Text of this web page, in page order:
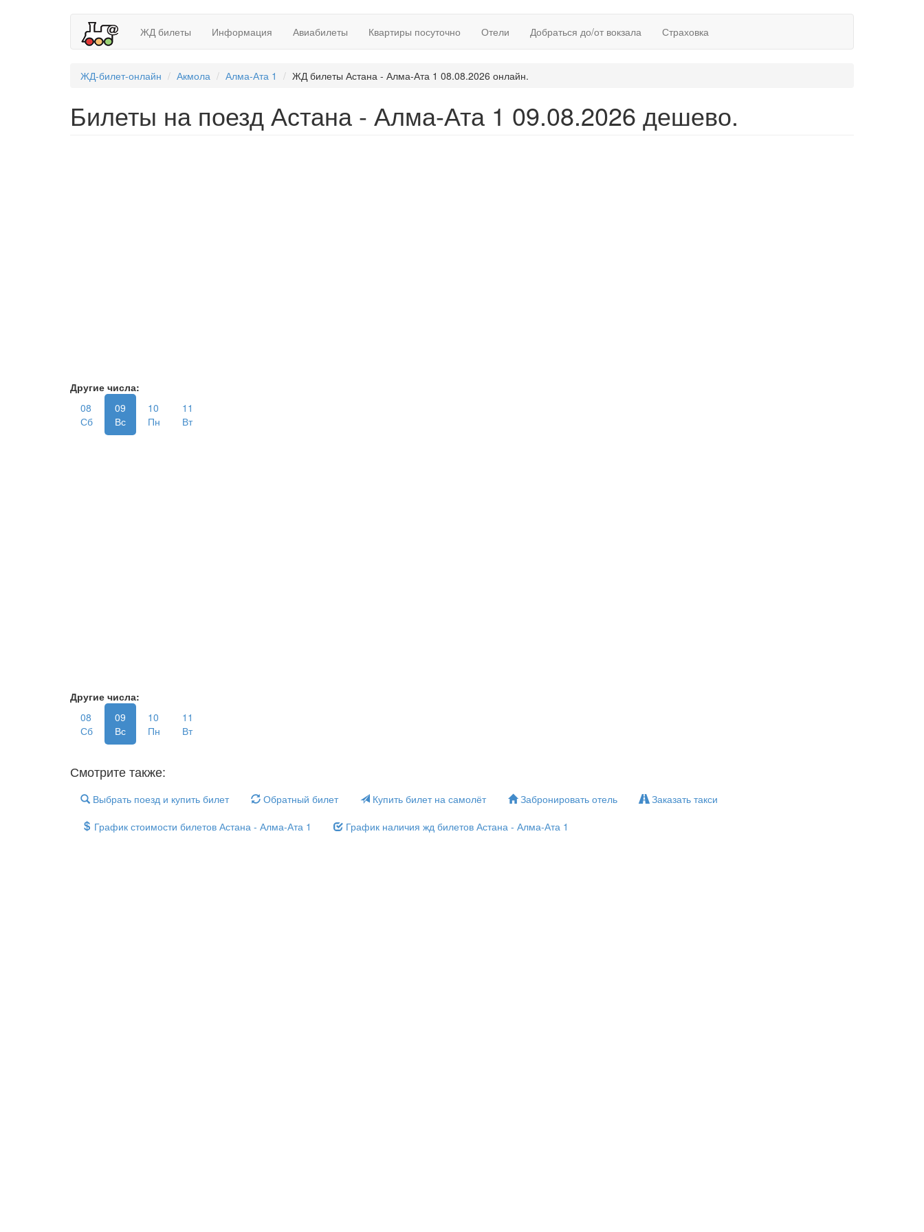
ЖД билеты Информация Авиабилеты Квартиры посуточно Отели Добраться до/от вокзала Страховка
ЖД-билет-онлайн Акмола Алма-Ата 1 ЖД билеты Астана - Алма-Ата 1 08.08.2026 онлайн.
Билеты на поезд Астана - Алма-Ата 1 09.08.2026 дешево.
Другие числа:
08
Сб
09
Вс
10
Пн
11
Вт
Другие числа:
08
Сб
09
Вс
10
Пн
11
Вт
Смотрите также:
Выбрать поезд и купить билет Обратный билет Купить билет на самолёт Забронировать отель
Заказать такси
График стоимости билетов Астана - Алма-Ата 1
График наличия жд билетов Астана - Алма-Ата 1